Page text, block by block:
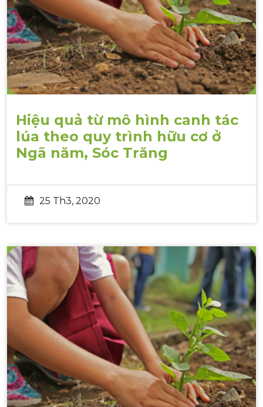
Hiệu quả từ mô hình canh tác
lúa theo quy trình hữu cơ ở
Ngã năm, Sóc Trăng
25 Th3, 2020